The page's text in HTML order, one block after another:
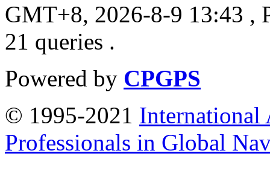
GMT+8, 2026-8-9 13:43 ,
21 queries .
Powered by CPGPS
© 1995-2021 International
Professionals in Global